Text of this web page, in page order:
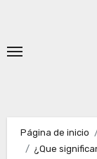
contenido
Página de inicio
¿Que